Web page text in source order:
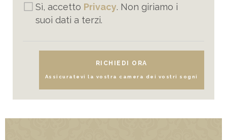
Sì, accetto Privacy. Non giriamo i
suoi dati a terzi.
RICHIEDI ORA
Assicuratevi la vostra camera dei vostri sogni